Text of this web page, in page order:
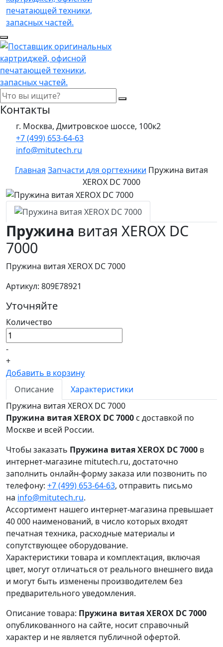
Контакты
г. Москва, Дмитровское шоссе, 100к2
+7 (499) 653-64-63
info@mitutech.ru
Главная Запчасти для оргтехники Пружина витая
XEROX DC 7000
Пружина витая XEROX DC
7000
Пружина витая XEROX DC 7000
Артикул: 809E78921
Уточняйте
Количество
-
+
Добавить в корзину
Описание
Характеристики
Пружина витая XEROX DC 7000
Пружина витая XEROX DC 7000 с доставкой по
Москве и всей России.
Чтобы заказать Пружина витая XEROX DC 7000 в
интернет-магазине mitutech.ru, достаточно
заполнить онлайн-форму заказа или позвонить по
телефону: +7 (499) 653-64-63, отправить письмо
на info@mitutech.ru.
Ассортимент нашего интернет-магазина превышает
40 000 наименований, в число которых входят
печатная техника, расходные материалы и
сопутствующее оборудование.
Характеристики товара и комплектация, включая
цвет, могут отличаться от реального внешнего вида
и могут быть изменены производителем без
предварительного уведомления.
Описание товара: Пружина витая XEROX DC 7000
опубликованного на сайте, носит справочный
характер и не является публичной офертой.